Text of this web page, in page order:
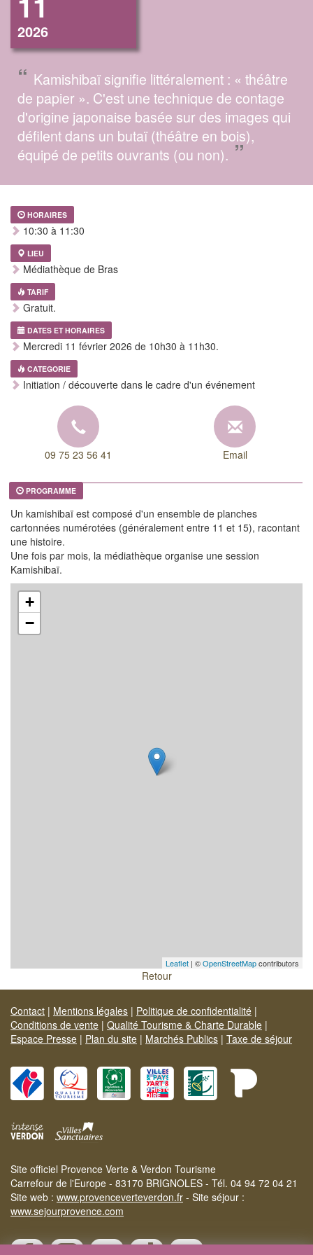
2026
“ Kamishibaï signifie littéralement : « théâtre
de papier ». C'est une technique de contage
d'origine japonaise basée sur des images qui
défilent dans un butaï (théâtre en bois),
équipé de petits ouvrants (ou non). ”
HORAIRES
10:30 à 11:30
LIEU
Médiathèque de Bras
TARIF
Gratuit.
DATES ET HORAIRES
Mercredi 11 février 2026 de 10h30 à 11h30.
CATEGORIE
Initiation / découverte dans le cadre d'un événement
09 75 23 56 41 Email
PROGRAMME
Un kamishibaï est composé d'un ensemble de planches
cartonnées numérotées (généralement entre 11 et 15), racontant
une histoire.
Une fois par mois, la médiathèque organise une session
Kamishibaï.
+
−
Leaflet | ©OpenStreetMapcontributors
Retour
Contact | Mentions légales | Politique de confidentialité |
Conditions de vente | Qualité Tourisme & Charte Durable |
Espace Presse | Plan du site | Marchés Publics | Taxe de séjour
Site officiel Provence Verte & Verdon Tourisme
Carrefour de l'Europe - 83170 BRIGNOLES - Tél. 04 94 72 04 21
Site web : www.provenceverteverdon.fr - Site séjour :
www.sejourprovence.com